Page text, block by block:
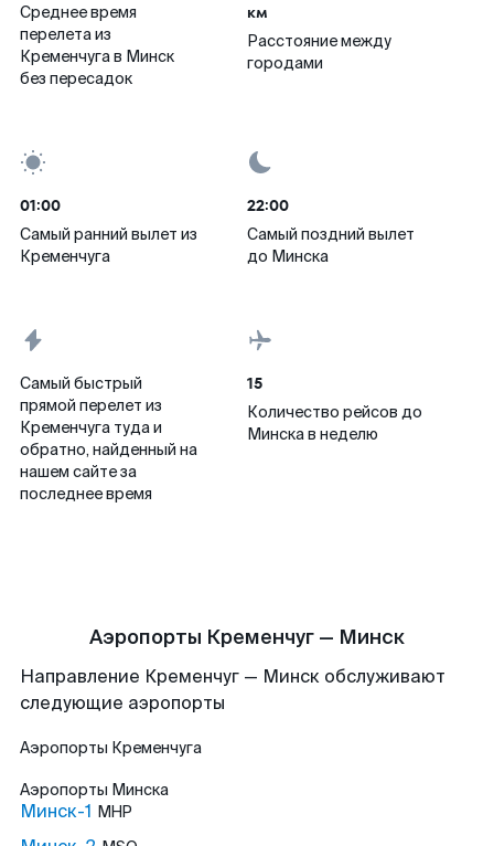
Среднее время
перелета из
Кременчуга в Минск
без пересадок
км
Расстояние между
городами
01:00
Самый ранний вылет из
Кременчуга
22:00
Самый поздний вылет
до Минска
Самый быстрый
прямой перелет из
Кременчуга туда и
обратно, найденный на
нашем сайте за
последнее время
15
Количество рейсов до
Минска в неделю
Аэропорты Кременчуг — Минск
Направление Кременчуг — Минск обслуживают
следующие аэропорты
Аэропорты Кременчуга
Аэропорты Минска
Минск-1 MHP